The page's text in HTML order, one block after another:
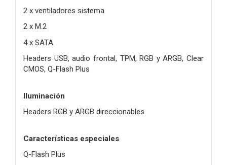
2 x ventiladores sistema
2 x M.2
4 x SATA
Headers USB, audio frontal, TPM, RGB y ARGB, Clear
CMOS, Q-Flash Plus
Iluminación
Headers RGB y ARGB direccionables
Características especiales
Q-Flash Plus